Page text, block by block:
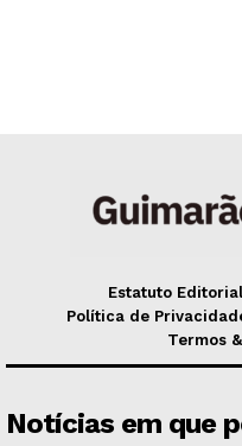
Estatuto Editorial
Política de
Termos
Notícias em que